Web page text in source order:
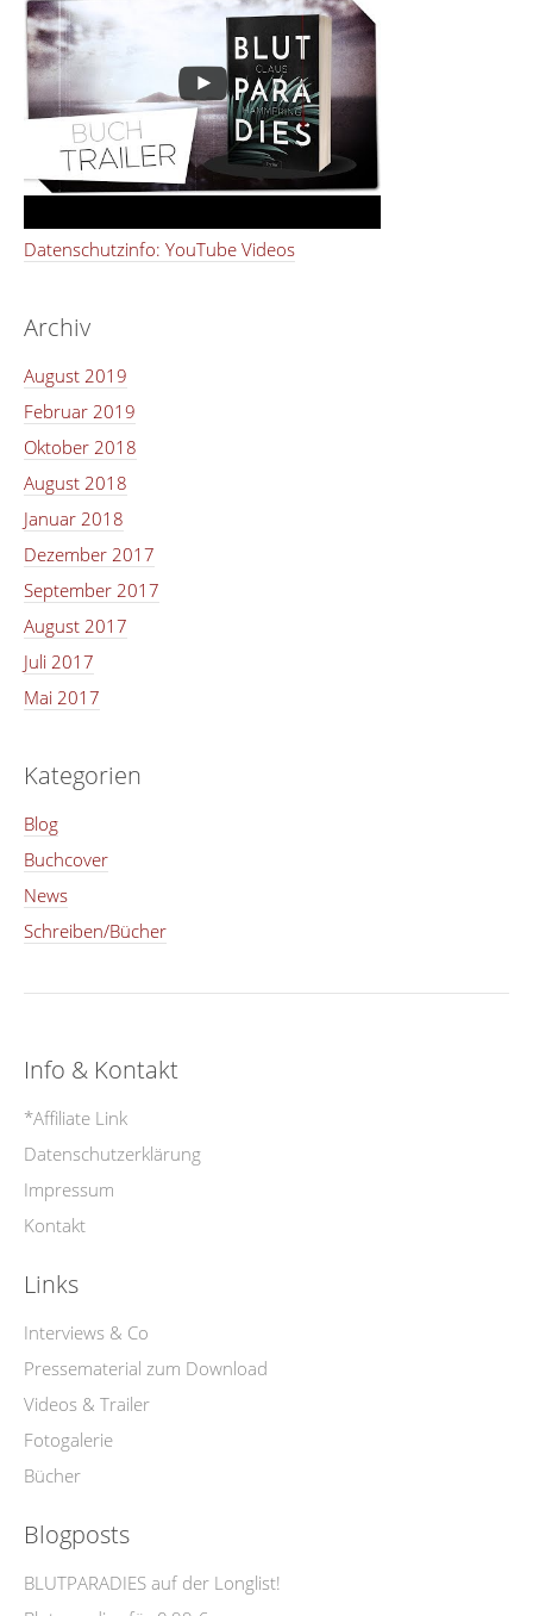
Datenschutzinfo: YouTube Videos
Archiv
August 2019
Februar 2019
Oktober 2018
August 2018
Januar 2018
Dezember 2017
September 2017
August 2017
Juli 2017
Mai 2017
Kategorien
Blog
Buchcover
News
Schreiben/Bücher
Info & Kontakt
*Affiliate Link
Datenschutzerklärung
Impressum
Kontakt
Links
Interviews & Co
Pressematerial zum Download
Videos & Trailer
Fotogalerie
Bücher
Blogposts
BLUTPARADIES auf der Longlist!